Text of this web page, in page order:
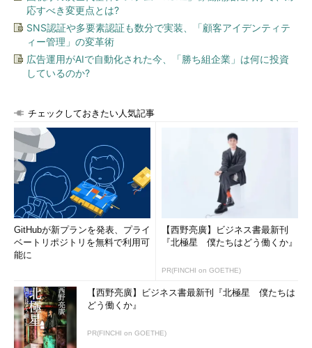
応すべき変更点とは?
SNS認証や多要素認証も数分で実装、「顧客アイデンティテ
ィー管理」の変革術
広告運用がAIで自動化された今、「勝ち組企業」は何に投資
しているのか?
チェックしておきたい人気記事
GitHubが新プランを発表、プライ
ベートリポジトリを無料で利用可
能に
【西野亮廣】ビジネス書最新刊
『北極星 僕たちはどう働くか』
PR(FINCHI on GOETHE)
【西野亮廣】ビジネス書最新刊『北極星 僕たちは
どう働くか』
PR(FINCHI on GOETHE)